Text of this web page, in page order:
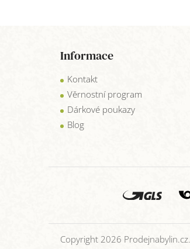
Informace
Kontakt
Věrnostní program
Dárkové poukazy
Blog
Copyright 2026 Prodejnabylin.cz